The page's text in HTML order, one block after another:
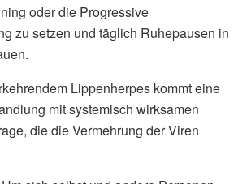
oder die Progressive
zu setzen und täglich Ruhepausen in
Lippenherpes kommt eine
mit systemisch wirksamen
die die Vermehrung der Viren